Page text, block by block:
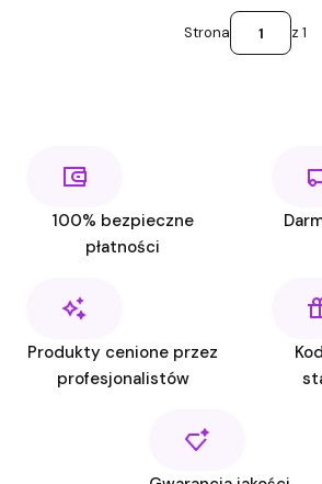
Strona z 1
100% bezpieczne
płatności
Produkty cenione przez
profesjonalistów